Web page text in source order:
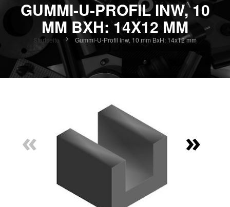
GUMMI-U-PROFIL INW, 10
MM BXH: 14X12 MM
Startseite Gummi-U-Profil inw, 10 mm BxH: 14x12 mm
springen
« »